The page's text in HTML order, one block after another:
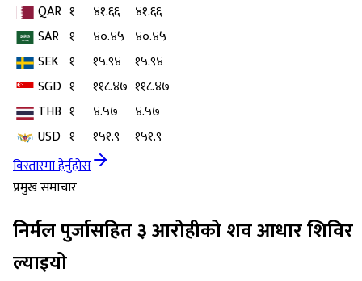
QAR १ ४१.६६
४१.६६
SAR १ ४०.४५ ४०.४५
SEK १ १५.९४
१५.९४
SGD १ ११८.४७ ११८.४७
THB १ ४.५७
४.५७
USD १ १५१.९
१५१.९
विस्तारमा हेर्नुहोस
प्रमुख समाचार
निर्मल पुर्जासहित ३ आरोहीको शव आधार शिविर
ल्याइयो